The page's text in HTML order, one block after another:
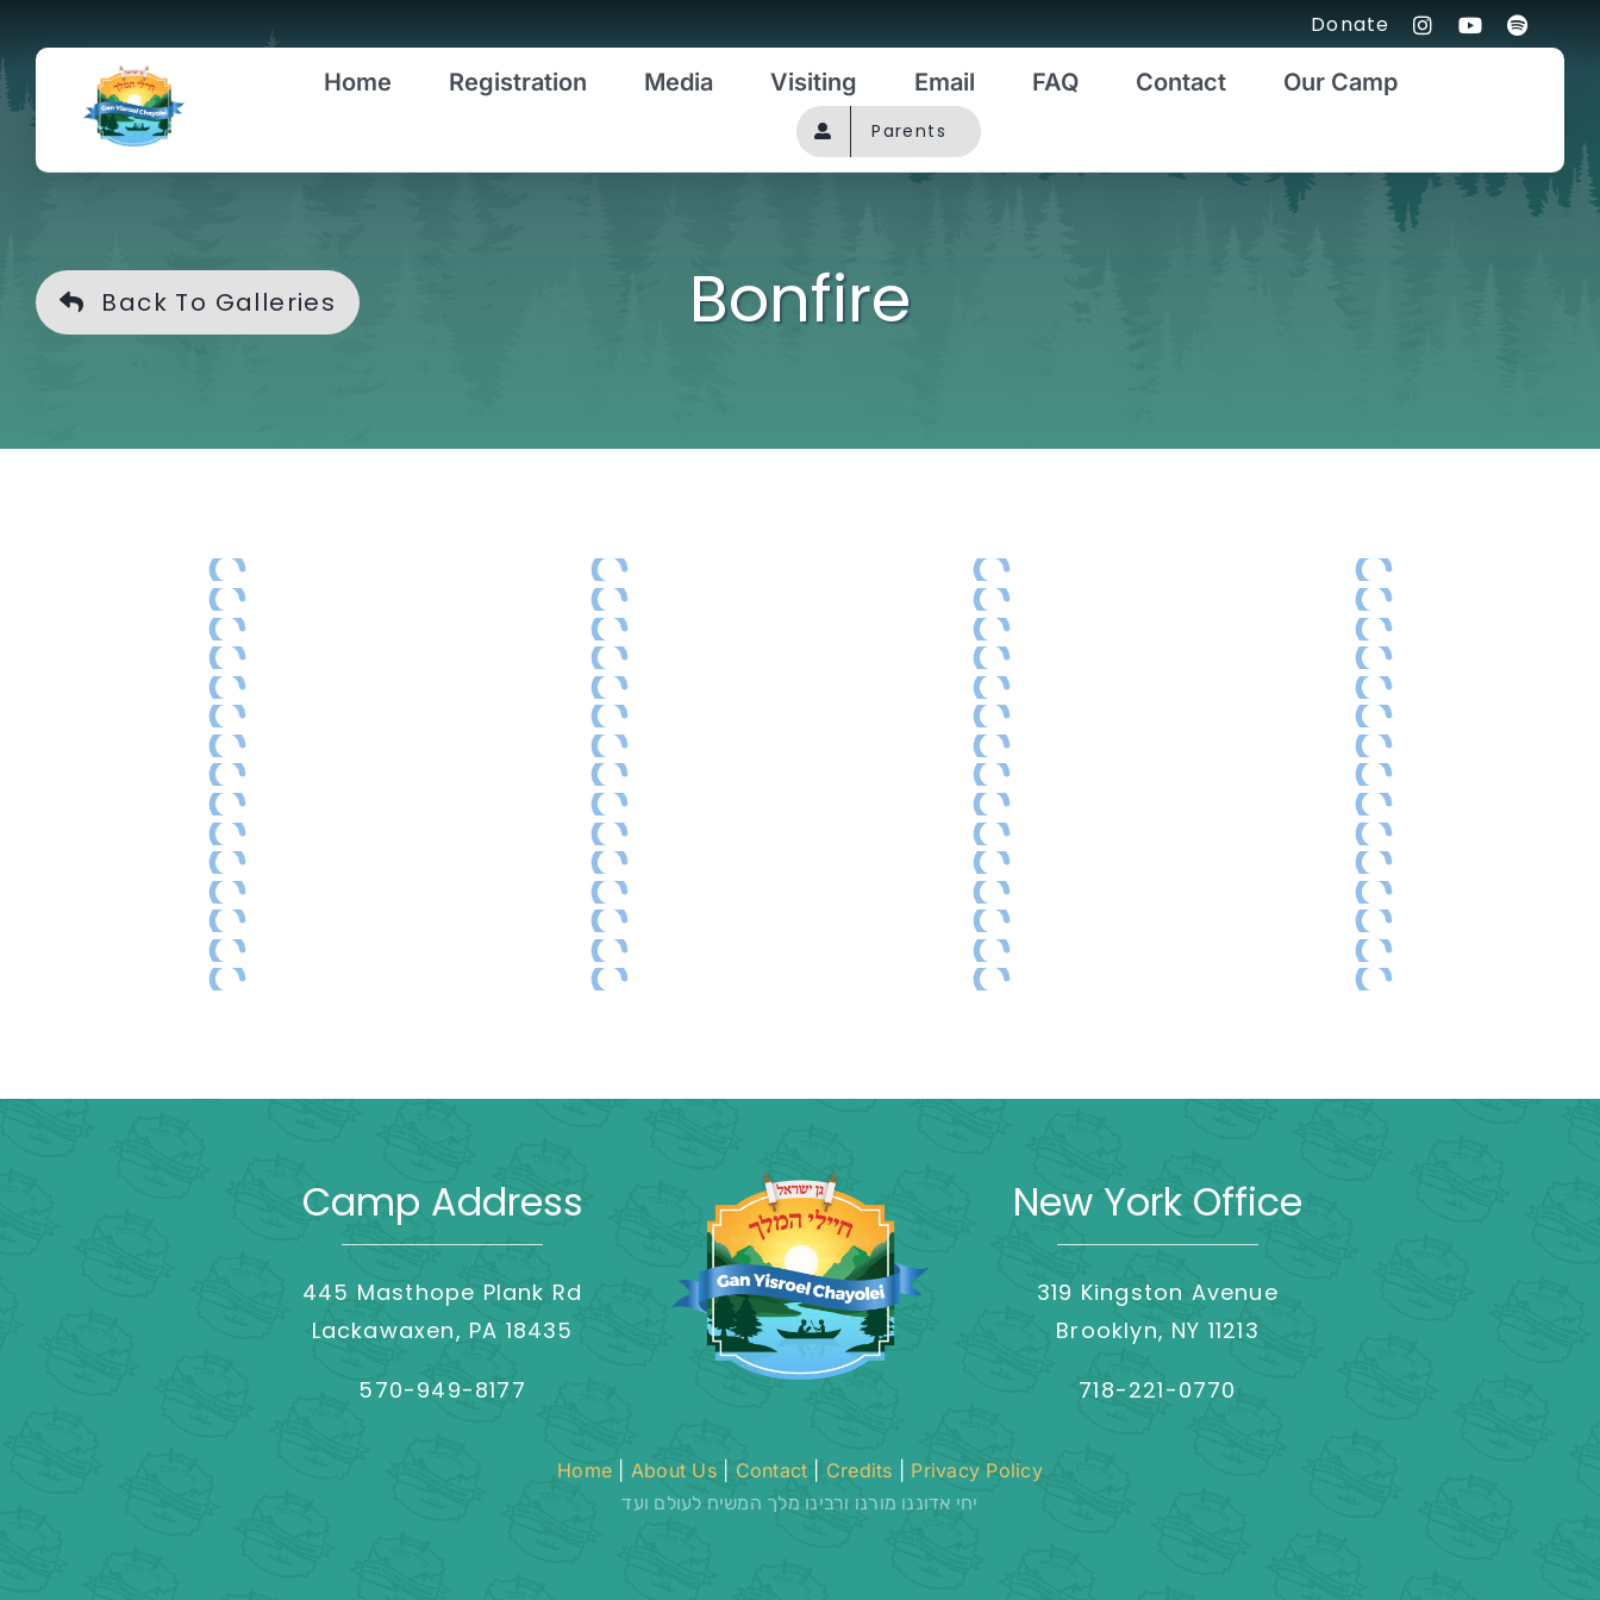
to
content
Donate
Home Registration Media Visiting Email FAQ Contact Our Camp
Parents
Back To Galleries Bonfire
Camp Address
445 Masthope Plank Rd
Lackawaxen, PA 18435
570-949-8177
New York Office
319 Kingston Avenue
Brooklyn, NY 11213
718-221-0770
Home About Us| Contact Credits Privacy Policy
יחי אדוננו מורנו ורבינו מלך המשיח לעולם ועד